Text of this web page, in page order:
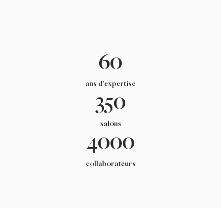
60
ans d’expertise
350
salons
4000
collaborateurs